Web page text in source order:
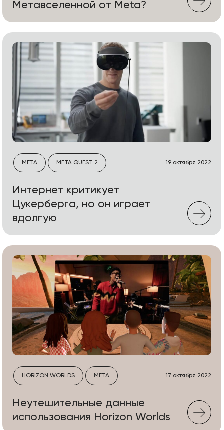
Метавселенной от Meta?
META META QUEST 2 19 октября 2022
Интернет критикует
Цукерберга, но он играет
вдолгую
HORIZON WORLDS META 17 октября 2022
Неутешительные данные
использования Horizon Worlds